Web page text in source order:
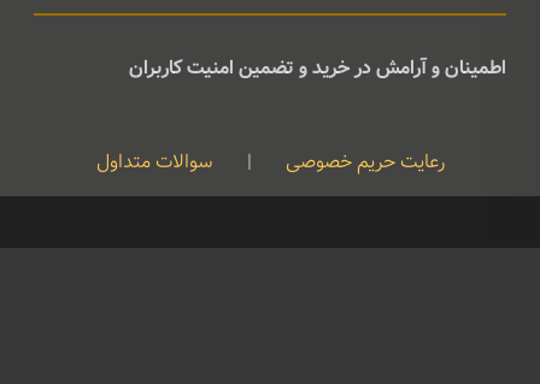
اطمینان و آرامش در خرید و تضمین امنیت کاربران
رعایت حریم خصوصی | سوالات متداول